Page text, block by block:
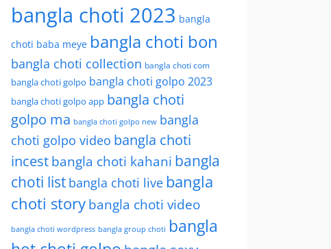
bangla choti 2023 bangla
choti baba meye bangla choti bon
bangla choti collection bangla choti com
bangla choti golpo bangla choti golpo 2023
bangla choti golpo app bangla choti
golpo ma bangla choti golpo new bangla
choti golpo video bangla choti
incestbangla choti kahani bangla
choti list bangla choti live bangla
choti storybangla choti video
bangla choti wordpress bangla group choti bangla